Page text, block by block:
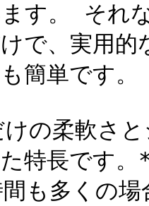
す。 それ
で、実用
簡単です。
の柔軟さと
特長です
も多くの